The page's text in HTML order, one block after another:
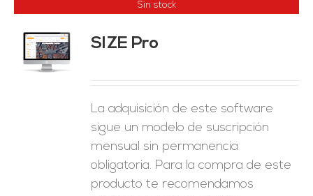
Sin stock
SIZE Pro
La adquisición de este software
sigue un modelo de suscripción
mensual sin permanencia
obligatoria. Para la compra de este
producto te recomendamos